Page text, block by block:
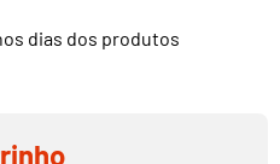
dias dos produtos